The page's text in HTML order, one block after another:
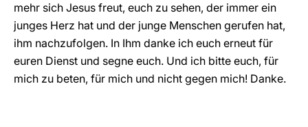
mehr sich Jesus freut, euch zu sehen, der immer ein
junges Herz hat und der junge Menschen gerufen hat,
ihm nachzufolgen. In Ihm danke ich euch erneut für
euren Dienst und segne euch. Und ich bitte euch, für
mich zu beten, für mich und nicht gegen mich! Danke.